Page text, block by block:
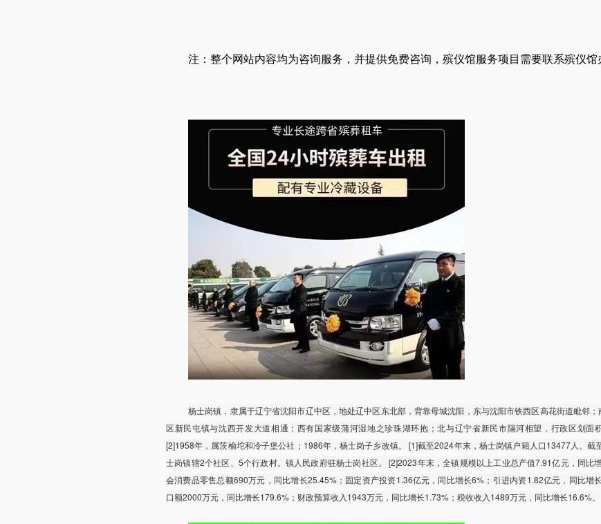
注：整个网站内容均为咨询服务，并提供免费咨询，殡仪馆服务项目需要联系殡仪馆
杨士岗镇，隶属于辽宁省沈阳市辽中区，地处辽中区东北部，背靠母城沈阳，东与沈阳市铁西区高花街道毗邻
区新民屯镇与沈西开发大道相通；西有国家级蒲河湿地之珍珠湖环抱；北与辽宁省新民市隔河相望，行政区划面
[2]1958年，属茨榆坨和冷子堡公社；1986年，杨士岗子乡改镇。 [1]截至2024年末，杨士岗镇户籍人口13477人。截
士岗镇辖2个社区、5个行政村。镇人民政府驻杨士岗社区。 [2]2023年末，全镇规模以上工业总产值7.91亿元，同比
会消费品零售总额690万元，同比增长25.45%；固定资产投资1.36亿元，同比增长6%；引进内资1.82亿元，同比增
口额2000万元，同比增长179.6%；财政预算收入1943万元，同比增长1.73%；税收收入1489万元，同比增长16.6%。